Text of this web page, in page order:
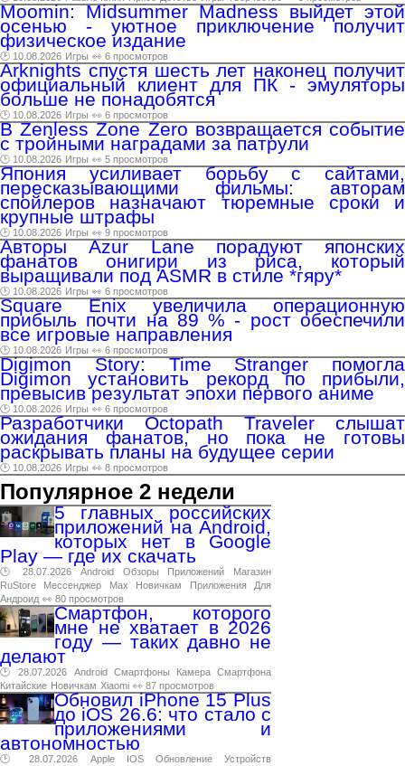
Moomin: Midsummer Madness выйдет этой
осенью - уютное приключение получит
физическое издание
🕑 10.08.2026 Игры 👀 6 просмотров
Arknights спустя шесть лет наконец получит
официальный клиент для ПК - эмуляторы
больше не понадобятся
🕑 10.08.2026 Игры 👀 6 просмотров
В Zenless Zone Zero возвращается событие
с тройными наградами за патрули
🕑 10.08.2026 Игры 👀 5 просмотров
Япония усиливает борьбу с сайтами,
пересказывающими фильмы: авторам
спойлеров назначают тюремные сроки и
крупные штрафы
🕑 10.08.2026 Игры 👀 9 просмотров
Авторы Azur Lane порадуют японских
фанатов онигири из риса, который
выращивали под ASMR в стиле *гяру*
🕑 10.08.2026 Игры 👀 6 просмотров
Square Enix увеличила операционную
прибыль почти на 89 % - рост обеспечили
все игровые направления
🕑 10.08.2026 Игры 👀 6 просмотров
Digimon Story: Time Stranger помогла
Digimon установить рекорд по прибыли,
превысив результат эпохи первого аниме
🕑 10.08.2026 Игры 👀 6 просмотров
Разработчики Octopath Traveler слышат
ожидания фанатов, но пока не готовы
раскрывать планы на будущее серии
🕑 10.08.2026 Игры 👀 8 просмотров
Популярное 2 недели
5 главных российских
приложений на Android,
которых нет в Google
Play — где их скачать
🕑 28.07.2026 Android Обзоры Приложений
Магазин
RuStore
Мессенджер Max Новичкам Приложения
Для
Андроид 👀 80 просмотров
Смартфон, которого
мне не хватает в 2026
году — таких давно не
делают
🕑 28.07.2026 Android Смартфоны Камера Смартфона
Китайские Новичкам Xiaomi 👀 87 просмотров
Обновил iPhone 15 Plus
до iOS 26.6: что стало с
приложениями и
автономностью
🕑 28.07.2026 Apple IOS Обновление
Устройств